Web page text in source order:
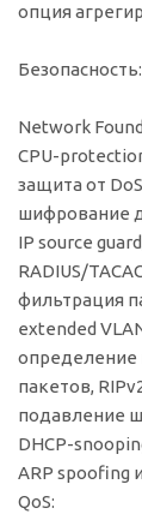
опция
Безопасность:
Network
CPU-
защита от
шифрование
IP source
RADIUS/
фильтрация
extended
определение
пакетов,
подавление
DHCP-
ARP spoofing
QoS: